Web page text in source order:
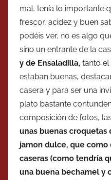
mal, tenía lo importante
frescor, acidez y buen
podéis ver, no es algo
sino un entrante de la
y de Ensaladilla, tanto el
estaban buenas,
casera y para ser una
plato bastante
composición de fotos, las
unas buenas croquetas
jamon dulce, que como
caseras (como tendría
una buena bechamel y